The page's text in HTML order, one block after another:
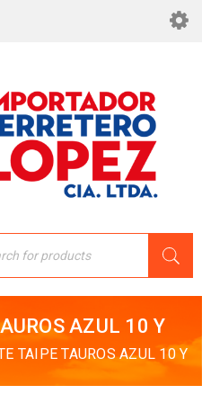
AZUL 10 Y
TAIPE TAUROS AZUL 10 Y